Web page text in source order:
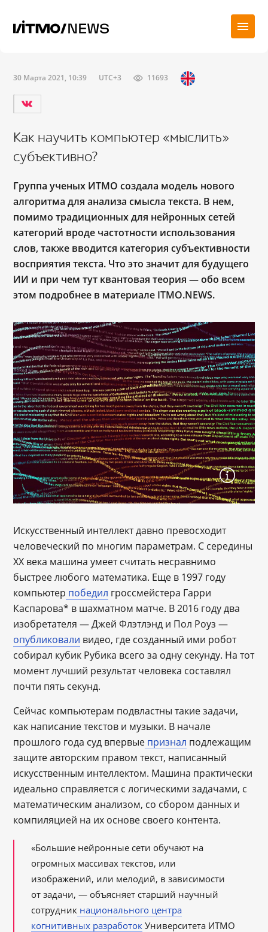
30 Марта 2021, 10:39 UTC+3 11693
Как научить компьютер «мыслить»
субъективно?
Группа ученых ИТМО создала модель нового
алгоритма для анализа смысла текста. В нем,
помимо традиционных для нейронных сетей
категорий вроде частотности использования
слов, также вводится категория субъективности
восприятия текста. Что это значит для будущего
ИИ и при чем тут квантовая теория — обо всем
этом подробнее в материале ITMO.NEWS.
Искусственный интеллект давно превосходит
человеческий по многим параметрам. С середины
XX века машина умеет считать несравнимо
быстрее любого математика. Еще в 1997 году
компьютер победил гроссмейстера Гарри
Каспарова* в шахматном матче. В 2016 году два
изобретателя — Джей Флэтлэнд и Пол Роуз —
опубликовали видео, где созданный ими робот
собирал кубик Рубика всего за одну секунду. На тот
момент лучший результат человека составлял
почти пять секунд.
Сейчас компьютерам подвластны такие задачи,
как написание текстов и музыки. В начале
прошлого года суд впервые признал подлежащим
защите авторским правом текст, написанный
искусственным интеллектом. Машина практически
идеально справляется с логическими задачами, с
математическим анализом, со сбором данных и
компиляцией на их основе своего контента.
«Большие нейронные сети обучают на
огромных массивах текстов, или
изображений, или мелодий, в зависимости
от задачи, — объясняет старший научный
сотрудник национального центра
когнитивных разработок Университета ИТМО